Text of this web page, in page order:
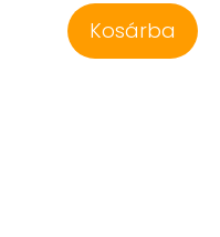
Kosárba